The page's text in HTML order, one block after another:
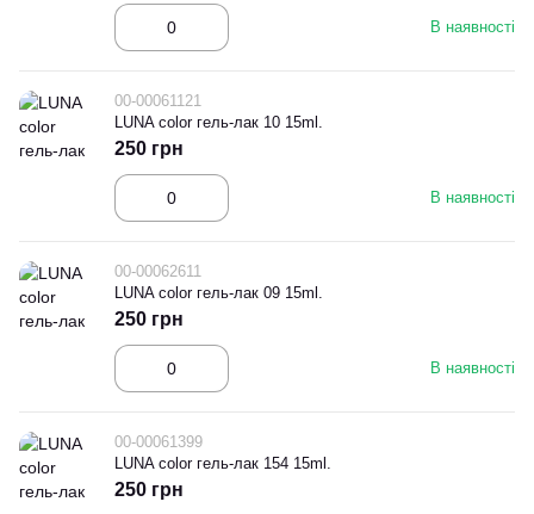
В наявності
00-00061121
LUNA color гель-лак 10 15ml.
В наявності
250 грн
00-00062611
LUNA color гель-лак 09 15ml.
В наявності
250 грн
00-00061399
LUNA color гель-лак 154 15ml.
250 грн